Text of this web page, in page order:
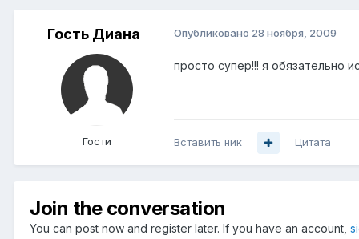
Гость Диана
Гости
Опубликовано 28 ноября, 2009
просто супер!!! я обязательно
Вставить ник Цитата
Join the conversation
You can post now and register later. If you have an account,